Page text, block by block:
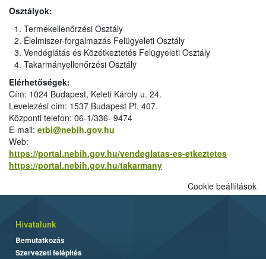
Osztályok:
Termékellenőrzési Osztály
Élelmiszer-forgalmazás Felügyeleti Osztály
Vendéglátás és Közétkeztetés Felügyeleti Osztály
Takarmányellenőrzési Osztály
Elérhetőségek:
Cím: 1024 Budapest, Keleti Károly u. 24.
Levelezési cím: 1537 Budapest Pf. 407.
Központi telefon: 06-1/336- 9474
E-mail: etbi@nebih.gov.hu
Web:
https://portal.nebih.gov.hu/vendeglatas-es-etkeztetes
https://portal.nebih.gov.hu/takarmany
Cookie beállítások
Hivatalunk
Bemutatkozás
Szervezeti felépítés